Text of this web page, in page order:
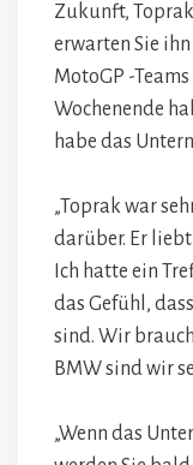
Zukunft,
erwarten Sie
MotoGP -
Wochenende
habe das
„Toprak war
darüber. Er liebt
Ich hatte ein
das Gefühl,
sind. Wir
BMW sind wir
„Wenn das